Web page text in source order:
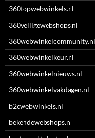
360topwebwinkels.nl
360veiligewebshops.nl
360webwinkelcommunity.nl
360webwinkelkeur.nl
360webwinkelnieuws.nl
360webwinkelvakdagen.nl
b2cwebwinkels.nl
bekendewebshops.nl